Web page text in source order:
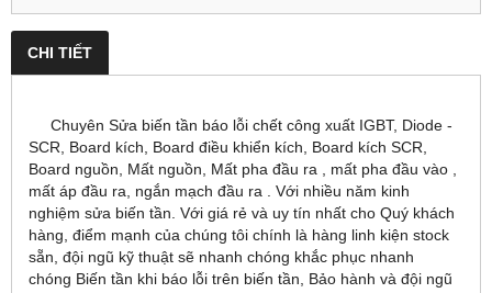
CHI TIẾT
Chuyên Sửa biến tần báo lỗi chết công xuất IGBT, Diode -
SCR, Board kích, Board điều khiển kích, Board kích SCR,
Board nguồn, Mất nguồn, Mất pha đầu ra , mất pha đầu vào ,
mất áp đầu ra, ngắn mạch đầu ra . Với nhiều năm kinh
nghiệm sửa biến tần. Với giá rẻ và uy tín nhất cho Quý khách
hàng, điểm mạnh của chúng tôi chính là hàng linh kiện stock
sẵn, đội ngũ kỹ thuật sẽ nhanh chóng khắc phục nhanh
chóng Biến tần khi báo lỗi trên biến tần, Bảo hành và đội ngũ